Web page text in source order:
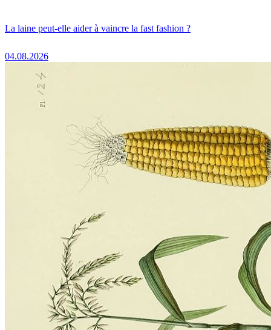
La laine peut-elle aider à vaincre la fast fashion ?
04.08.2026